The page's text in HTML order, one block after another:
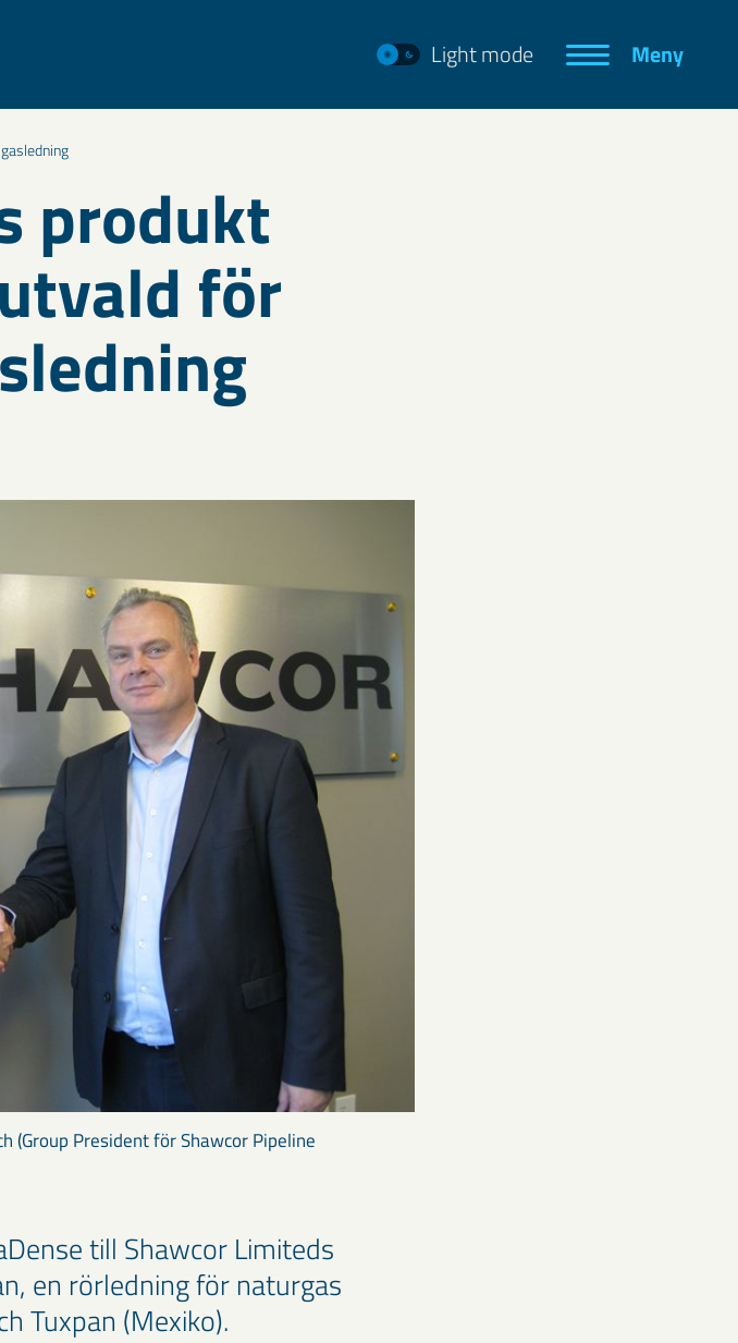
Light mode Meny
produkt
för
(Group President för Shawcor Pipeline
till Shawcor Limiteds
en rörledning för naturgas
Tuxpan (Mexiko).